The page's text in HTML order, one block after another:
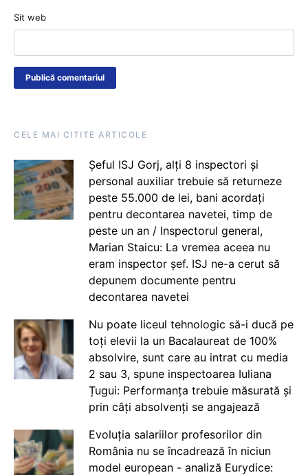
Sit web
CELE MAI CITITE ARTICOLE
Șeful ISJ Gorj, alți 8 inspectori și
personal auxiliar trebuie să returneze
peste 55.000 de lei, bani acordați
pentru decontarea navetei, timp de
peste un an / Inspectorul general,
Marian Staicu: La vremea aceea nu
eram inspector șef. ISJ ne-a cerut să
depunem documente pentru
decontarea navetei
Nu poate liceul tehnologic să-i ducă pe
toți elevii la un Bacalaureat de 100%
absolvire, sunt care au intrat cu media
2 sau 3, spune inspectoarea Iuliana
Țugui: Performanța trebuie măsurată și
prin câți absolvenți se angajează
Evoluția salariilor profesorilor din
România nu se încadrează în niciun
model european - analiză Eurydice: